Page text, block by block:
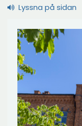
Lyssna på sidan